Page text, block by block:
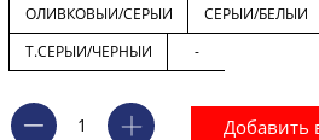
ОЛИВКОВЫЙ/СЕРЫЙ
СЕРЫЙ/БЕЛЫЙ
Т.СЕРЫЙ/ЧЕРНЫЙ
-
Добавить